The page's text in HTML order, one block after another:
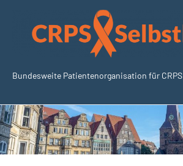
springen
SudeckSelbsthilfe.org
Bundesweite Patientenorganisation für CRPS